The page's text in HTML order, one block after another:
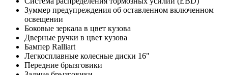
Зуммер предупреждения об оставленном включенном
освещении
Боковые зеркала в цвет кузова
Дверные ручки в цвет кузова
Бампер Ralliart
Легкосплавные колесные диски 16"
Передние брызговики